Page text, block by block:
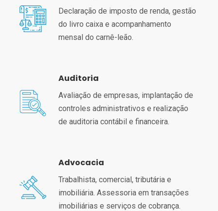
Declaração de imposto de renda, gestão
do livro caixa e acompanhamento
mensal do carnê-leão.
Auditoria
Avaliação de empresas, implantação de
controles administrativos e realização
de auditoria contábil e financeira.
Advocacia
Trabalhista, comercial, tributária e
imobiliária. Assessoria em transações
imobiliárias e serviços de cobrança.